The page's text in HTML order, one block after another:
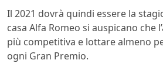
Il 2021 dovrà quindi essere la
casa Alfa Romeo si auspicano che
più competitiva e lottare almeno
ogni Gran Premio.